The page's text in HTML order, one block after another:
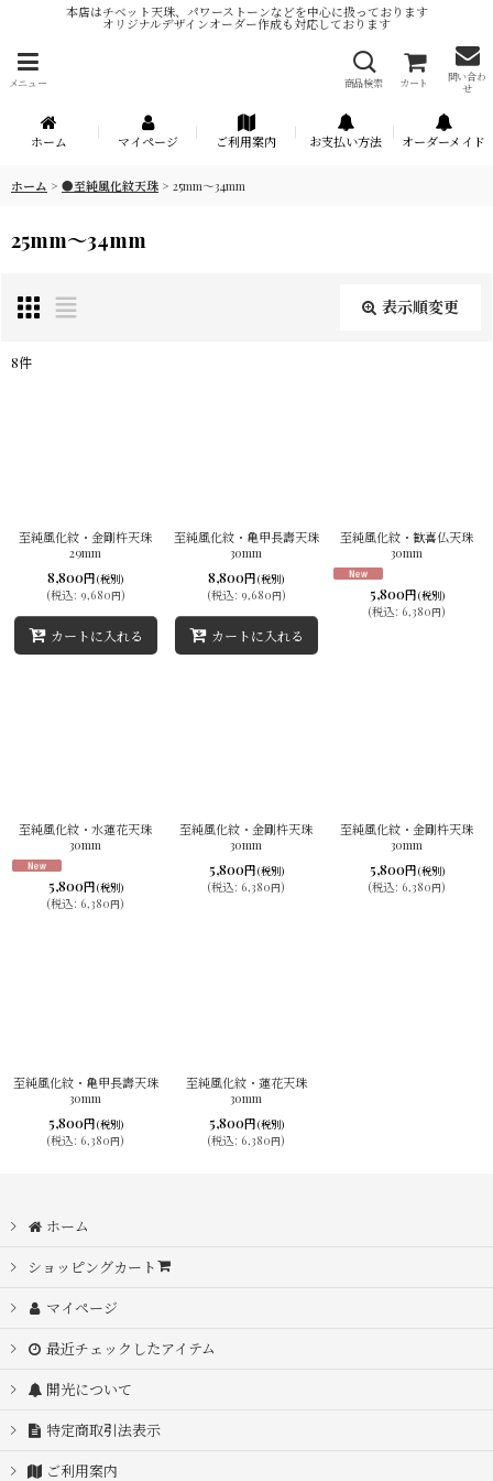
本店はチベット天珠、パワーストーンなどを中心に扱っております
オリジナルデザインオーダー作成も対応しております
メニュー 商品検索 カート
問い合わ
せ
ホーム マイページ ご利用案内 お支払い方法 オーダーメイド
ホーム > ●至純風化紋天珠 > 25mm〜34mm
25mm〜34mm
表示順変更
絞り込む
8件
至純風化紋・金剛杵天珠
29mm
8,800円 (税別)
(税込: 9,680円)
カートに入れる
至純風化紋・亀甲長壽天珠
30mm
8,800円 (税別)
(税込: 9,680円)
カートに入れる
至純風化紋・歓喜仏天珠
30mm
5,800円(税別)
(税込: 6,380円)
至純風化紋・水蓮花天珠
30mm
5,800円(税別)
(税込: 6,380円)
至純風化紋・金剛杵天珠
30mm
5,800円(税別)
(税込: 6,380円)
至純風化紋・金剛杵天珠
30mm
5,800円(税別)
(税込: 6,380円)
至純風化紋・亀甲長壽天珠
30mm
5,800円(税別)
(税込: 6,380円)
至純風化紋・蓮花天珠
30mm
5,800円(税別)
(税込: 6,380円)
ホーム
ショッピングカート
マイページ
最近チェックしたアイテム
開光について
特定商取引法表示
ご利用案内